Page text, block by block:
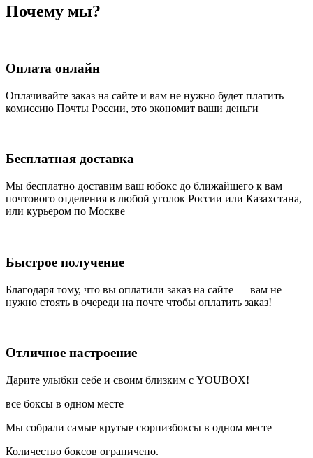
Почему мы?
Оплата онлайн
Оплачивайте заказ на сайте и вам не нужно будет платить
комиссию Почты России, это экономит ваши деньги
Бесплатная доставка
Мы бесплатно доставим ваш юбокс до ближайшего к вам
почтового отделения в любой уголок России или Казахстана,
или курьером по Москве
Быстрое получение
Благодаря тому, что вы оплатили заказ на сайте — вам не
нужно стоять в очереди на почте чтобы оплатить заказ!
Отличное настроение
Дарите улыбки себе и своим близким с YOUBOX!
все боксы в одном месте
Мы собрали самые крутые сюрпизбоксы в одном месте
Количество боксов ограничено.